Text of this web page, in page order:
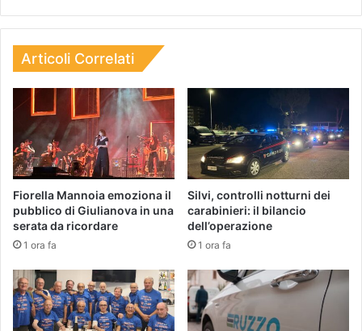
Articoli Correlati
Fiorella Mannoia emoziona il
pubblico di Giulianova in una
serata da ricordare
1 ora fa
Silvi, controlli notturni dei
carabinieri: il bilancio
dell’operazione
1 ora fa